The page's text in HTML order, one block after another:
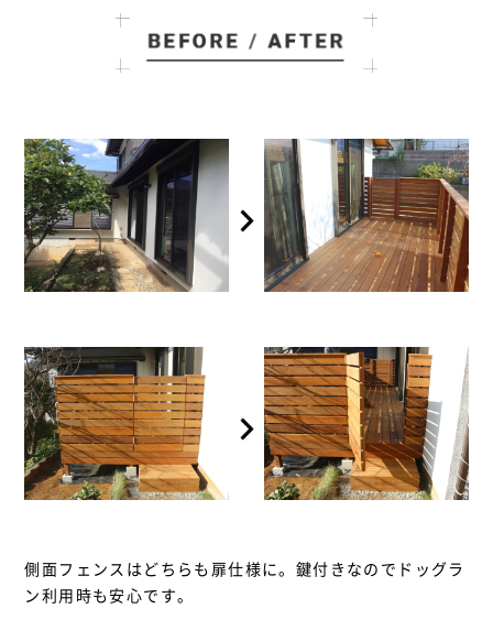
側面フェンスはどちらも扉仕様に。鍵付きなのでドッグラ
ン利用時も安心です。